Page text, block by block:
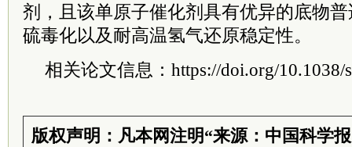
剂，且该单原子催化剂具有优异的底物
硫毒化以及耐高温氢气还原稳定性。
相关论文信息：https://doi.org/10.1038/
版权声明：凡本网注明“来源：中国科学